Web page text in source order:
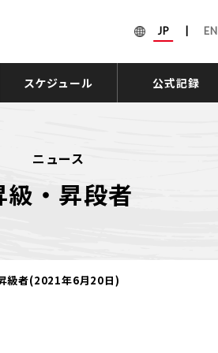
JP EN
スケジュール 公式記録
ニュース
級・昇段者
級者(2021年6月20日)